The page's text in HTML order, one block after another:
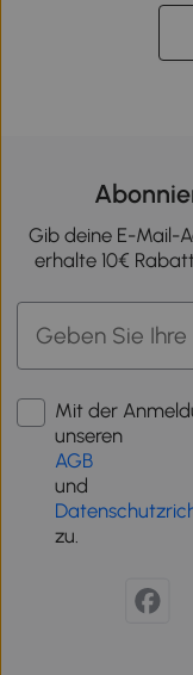
Gib deine E-Mail-
erhalte 10€
Mit der
unseren
AGB
und
zu.